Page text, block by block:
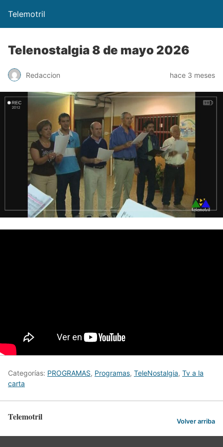
Telemotril
Telenostalgia 8 de mayo 2026
Redaccion hace 3 meses
Categorías: PROGRAMAS, Programas, TeleNostalgia, Tv a la
carta
Telemotril Volver arriba